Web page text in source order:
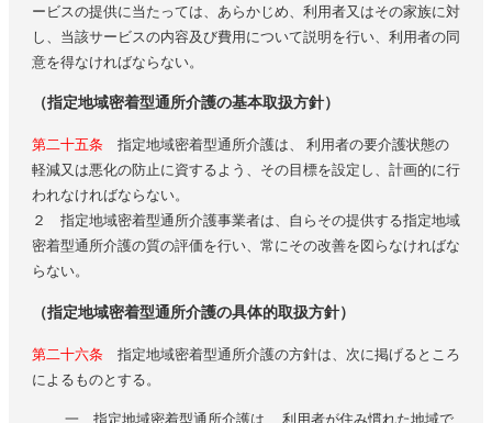
ービスの提供に当たっては、あらかじめ、利用者又はその家族に対
し、当該サービスの内容及び費用について説明を行い、利用者の同
意を得なければならない。
（指定地域密着型通所介護の基本取扱方針）
第二十五条 指定地域密着型通所介護は、 利用者の要介護状態の
軽減又は悪化の防止に資するよう、その目標を設定し、計画的に行
われなければならない。
２ 指定地域密着型通所介護事業者は、自らその提供する指定地域
密着型通所介護の質の評価を行い、常にその改善を図らなければな
らない。
（指定地域密着型通所介護の具体的取扱方針）
第二十六条 指定地域密着型通所介護の方針は、次に掲げるところ
によるものとする。
一 指定地域密着型通所介護は、 利用者が住み慣れた地域で